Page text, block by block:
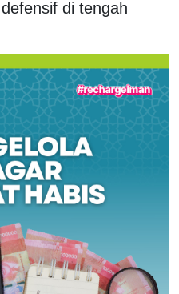
di tengah